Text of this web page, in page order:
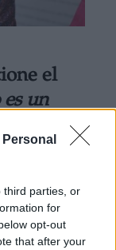
third parties, or
for
opt-out
that after your
el
es un